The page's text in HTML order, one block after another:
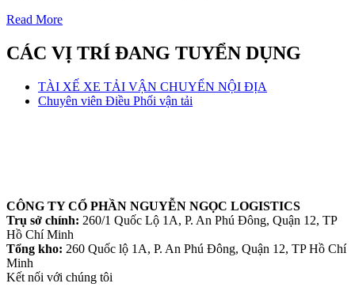
Read More
CÁC VỊ TRÍ ĐANG TUYỂN DỤNG
TÀI XẾ XE TẢI VẬN CHUYỂN NỘI ĐỊA
Chuyên viên Điều Phối vận tải
CÔNG TY CỔ PHẦN NGUYỄN NGỌC LOGISTICS
Trụ sở chính: 260/1 Quốc Lộ 1A, P. An Phú Đông, Quận 12, TP
Hồ Chí Minh
Tổng kho: 260 Quốc lộ 1A, P. An Phú Đông, Quận 12, TP Hồ Chí
Minh
Kết nối với chúng tôi